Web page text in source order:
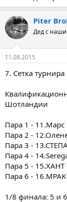
Piter
Дед с
11.08.2015
7. Сетка турнира
Шотландии
Пара 1 - 11.Марс
Пара 2 -
Пара 3 -
Пара 4 -
Пара 5 - 15.ХАНТ
Пара 6 -
1/8 финала: 5 и